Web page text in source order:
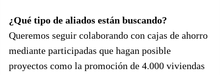
¿Qué tipo de aliados están buscando?
Queremos seguir colaborando con cajas de ahorro
mediante participadas que hagan posible
proyectos como la promoción de 4.000 viviendas